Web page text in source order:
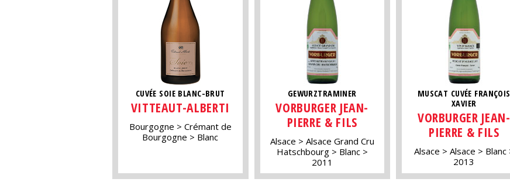
CUVÉE SOIE BLANC-BRUT
VITTEAUT-ALBERTI
Bourgogne
Crémant de
Bourgogne
Blanc
GEWURZTRAMINER
VORBURGER JEAN-
PIERRE & FILS
Alsace
Alsace Grand Cru
Hatschbourg
Blanc
2011
MUSCAT CUVÉE FRANÇOIS
XAVIER
VORBURGER JEAN-
PIERRE & FILS
Alsace Alsace
Blanc
2013